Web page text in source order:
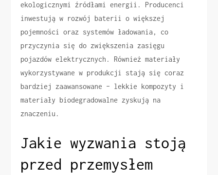
ekologicznymi źródłami energii. Producenci
inwestują w rozwój baterii o większej
pojemności oraz systemów ładowania, co
przyczynia się do zwiększenia zasięgu
pojazdów elektrycznych. Również materiały
wykorzystywane w produkcji stają się coraz
bardziej zaawansowane – lekkie kompozyty i
materiały biodegradowalne zyskują na
znaczeniu.
Jakie wyzwania stoją
przed przemysłem